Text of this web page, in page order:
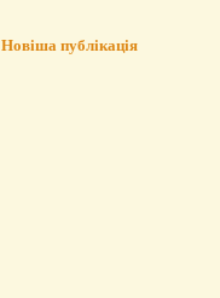
Новіша публікація